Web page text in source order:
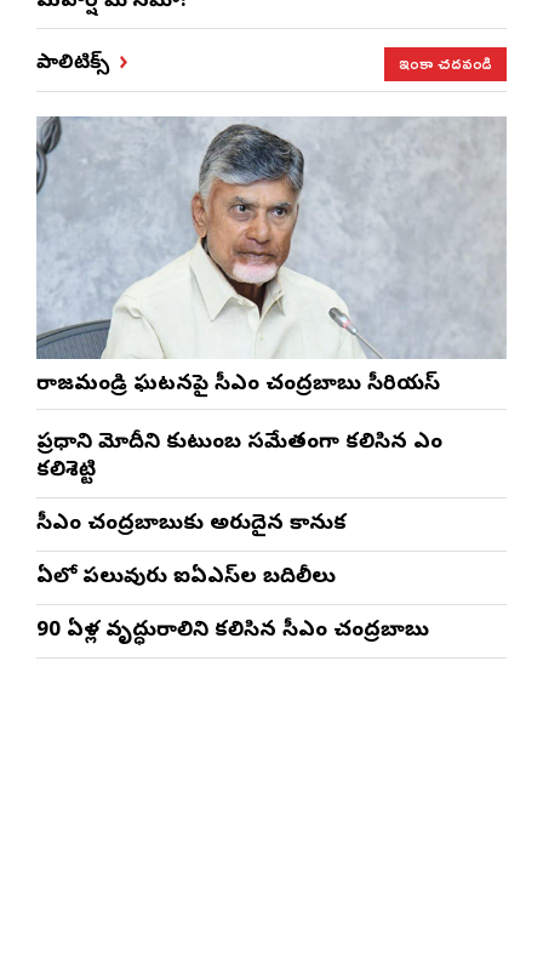
పాలిటిక్స్ ఇంకా చదవండి
రాజమండ్రి ఘటనపై సీఎం చంద్రబాబు సీరియస్
ప్రధాని మోదీని కుటుంబ సమేతంగా కలిసిన ఎంపీ
కలిశెట్టి
సీఎం చంద్రబాబుకు అరుదైన కానుక
ఏపీలో పలువురు ఐఏఎస్‌ల బదిలీలు
90 ఏళ్ల వృద్ధురాలిని కలిసిన సీఎం చంద్రబాబు